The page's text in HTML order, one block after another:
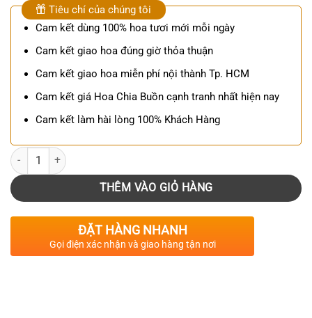
Tiêu chí của chúng tôi
Cam kết dùng 100% hoa tươi mới mỗi ngày
Cam kết giao hoa đúng giờ thỏa thuận
Cam kết giao hoa miễn phí nội thành Tp. HCM
Cam kết giá Hoa Chia Buồn cạnh tranh nhất hiện nay
Cam kết làm hài lòng 100% Khách Hàng
Số lượng
THÊM VÀO GIỎ HÀNG
ĐẶT HÀNG NHANH
Gọi điện xác nhận và giao hàng tận nơi